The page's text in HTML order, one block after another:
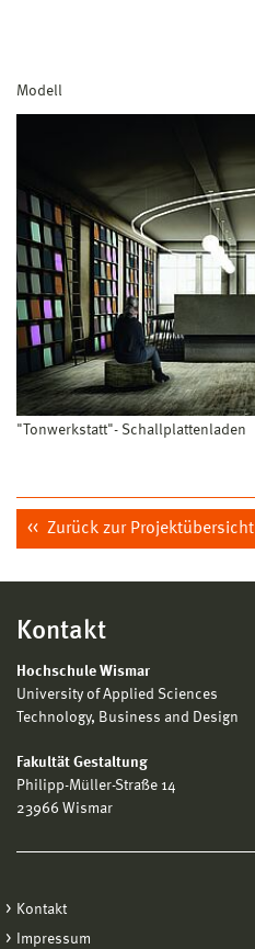
Modell
"Tonwerkstatt"- Schallplattenladen
Zurück zur Projektübersicht
Kontakt
Hochschule Wismar
University of Applied Sciences
Technology, Business and Design
Fakultät Gestaltung
Philipp-Müller-Straße 14
23966 Wismar
Kontakt
Impressum